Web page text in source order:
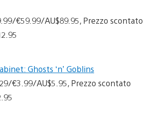
€59.99/AU$89.95, Prezzo scontato
Ghosts ‘n’ Goblins
€3.99/AU$5.95, Prezzo scontato